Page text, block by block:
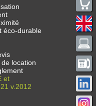
éco-durable
location
et
v.2012